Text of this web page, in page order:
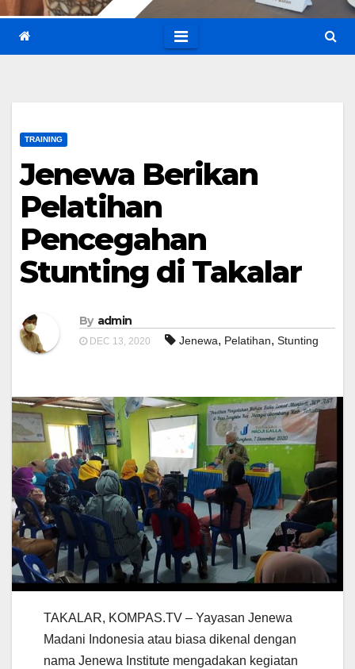
TRAINING
Jenewa Berikan
Pelatihan
Pencegahan
Stunting di Takalar
By admin
DEC 13, 2020 Jenewa, Pelatihan, Stunting
TAKALAR, KOMPAS.TV – Yayasan Jenewa
Madani Indonesia atau biasa dikenal dengan
nama Jenewa Institute mengadakan kegiatan